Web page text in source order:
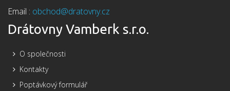
Email : obchod@dratovny.cz
Drátovny Vamberk s.r.o.
O společnosti
Kontakty
Poptávkový formulář